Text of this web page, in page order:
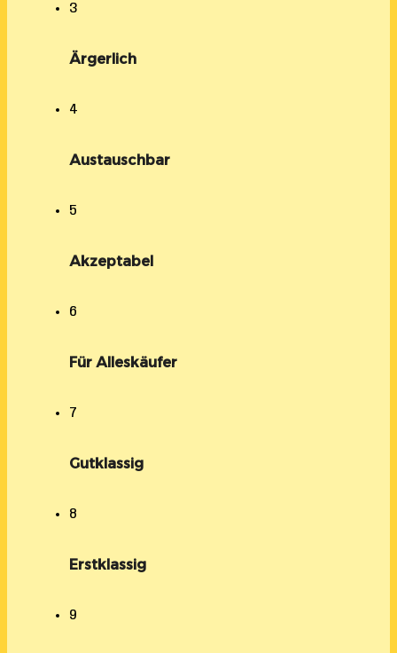
3
Ärgerlich
4
Austauschbar
5
Akzeptabel
6
Für Alleskäufer
7
Gutklassig
8
Erstklassig
9